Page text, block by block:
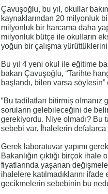
Çavuşoğlu, bu yıl, okullar
kaynaklarından 20 milyonluk
milyonluk bir harcama daha
milyonluk bütçe ile okulların
yoğun bir çalışma
Bu yıl 4 yeni okul ile eğitime
bakan Çavuşoğlu, “Tarihte
başlandı, bilen varsa söylesin”
“Bu tadilatları bitirmiş olmanız
soruların gelebileceğini de
gerekiyordu. Niye olmadı? Bu
sebebi var. İhalelerin defalarca
Gerek laboratuvar yapımı
Bakanlığın çıktığı birçok
fiyatlarında yaşanan
ihalelere katılmadıklarını
gecikmelerin sebebinin bu